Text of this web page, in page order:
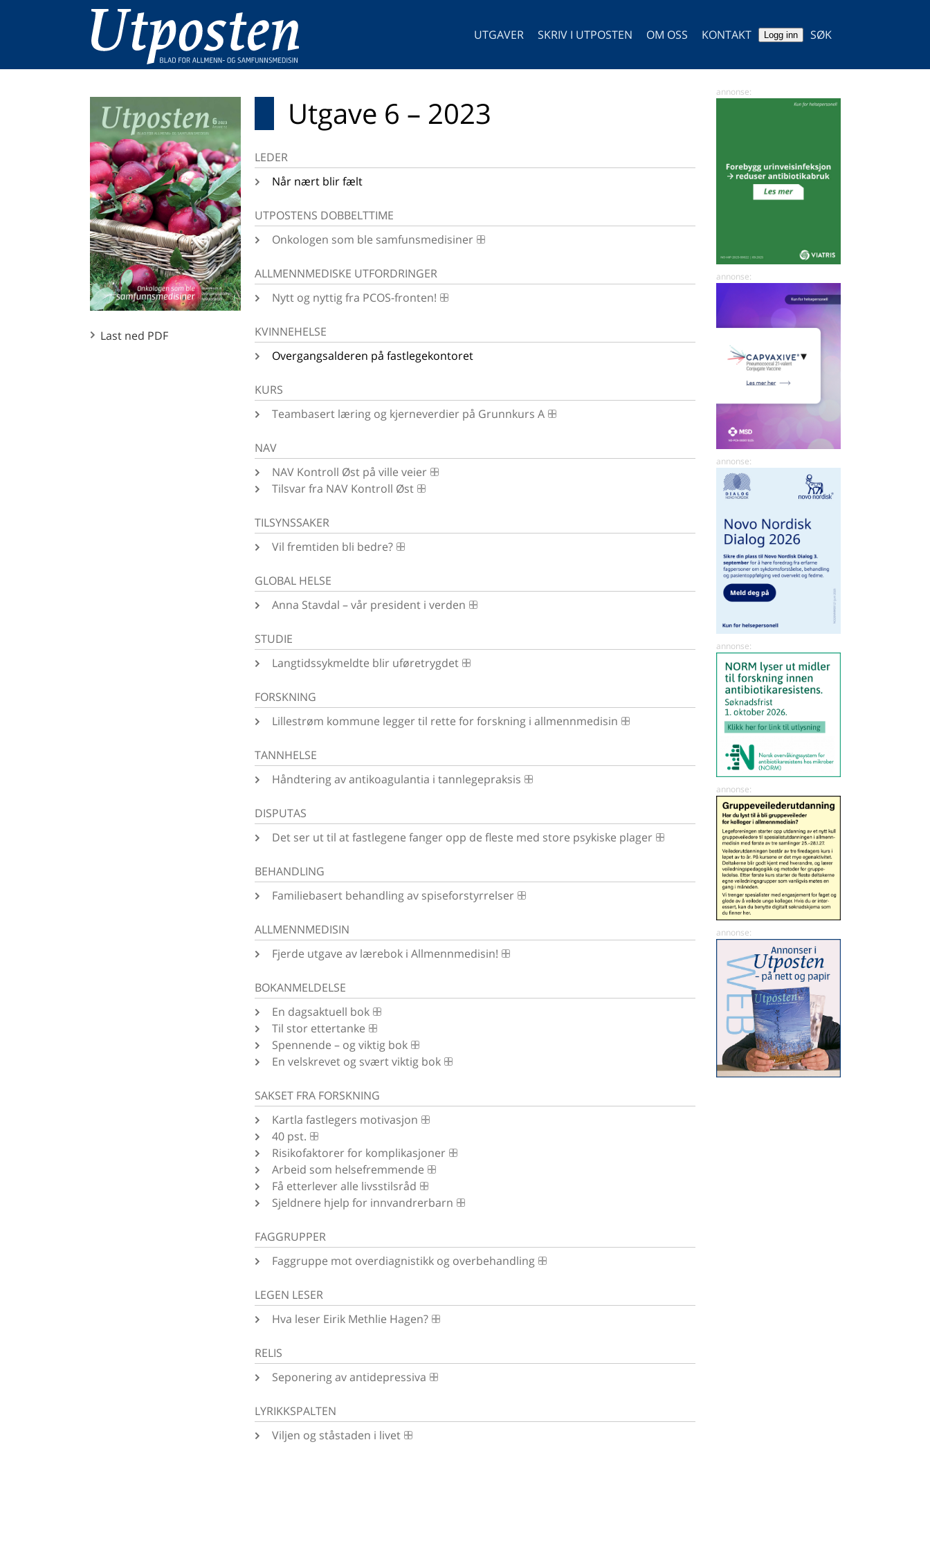
UTGAVER SKRIV I UTPOSTEN OM OSS KONTAKT Logg inn SØK
Last ned PDF
Utgave 6 – 2023
LEDER
Når nært blir fælt
UTPOSTENS DOBBELTTIME
Onkologen som ble samfunsmedisiner
ALLMENNMEDISKE UTFORDRINGER
Nytt og nyttig fra PCOS-fronten!
KVINNEHELSE
Overgangsalderen på fastlegekontoret
KURS
Teambasert læring og kjerneverdier på Grunnkurs A
NAV
NAV Kontroll Øst på ville veier
Tilsvar fra NAV Kontroll Øst
TILSYNSSAKER
Vil fremtiden bli bedre?
GLOBAL HELSE
Anna Stavdal – vår president i verden
STUDIE
Langtidssykmeldte blir uføretrygdet
FORSKNING
Lillestrøm kommune legger til rette for forskning i allmennmedisin
TANNHELSE
Håndtering av antikoagulantia i tannlegepraksis
DISPUTAS
Det ser ut til at fastlegene fanger opp de fleste med store psykiske plager
BEHANDLING
Familiebasert behandling av spiseforstyrrelser
ALLMENNMEDISIN
Fjerde utgave av lærebok i Allmennmedisin!
BOKANMELDELSE
En dagsaktuell bok
Til stor ettertanke
Spennende – og viktig bok
En velskrevet og svært viktig bok
SAKSET FRA FORSKNING
Kartla fastlegers motivasjon
40 pst.
Risikofaktorer for komplikasjoner
Arbeid som helsefremmende
Få etterlever alle livsstilsråd
Sjeldnere hjelp for innvandrerbarn
FAGGRUPPER
Faggruppe mot overdiagnistikk og overbehandling
LEGEN LESER
Hva leser Eirik Methlie Hagen?
RELIS
Seponering av antidepressiva
LYRIKKSPALTEN
Viljen og ståstaden i livet